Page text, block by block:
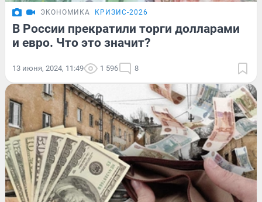
ЭКОНОМИКА КРИЗИС-2026
В России прекратили торги долларами
и евро. Что это значит?
13 июня, 2024, 11:49 1 596 8